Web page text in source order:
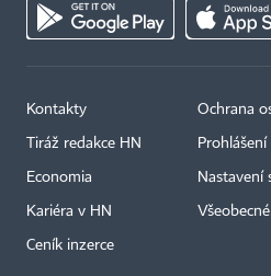
Kontakty
Tiráž redakce HN
Economia
Kariéra v HN
Ceník inzerce
Ochrana
Nastavení